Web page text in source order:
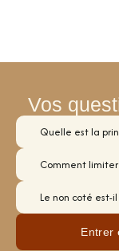
Vos
Quelle est la
Comment
Le non coté est-
Entrer